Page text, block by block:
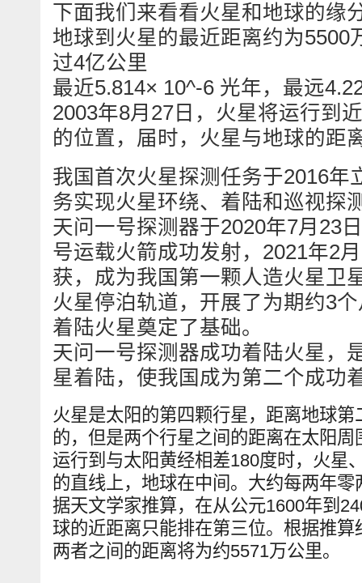
下面我们来看看火星和地球的缘
地球到火星的最近距离约为5500
过4亿公里
最近5.814× 10^-6 光年，最远
2003年8月27日，火星将运行到
的位置，届时，火星与地球的距
我国首次火星探测任务于2016年
务实现火星环绕、着陆和巡视探
天问一号探测器于2020年7月23
号运载火箭成功发射，2021年2
获，成为我国第一颗人造火星卫
火星停泊轨道，开展了为期约3
着陆火星奠定了基础。
天问一号探测器成功着陆火星，
星着陆，使我国成为第二个成功
火星是太阳的第四颗行星，距离地球
的，但是两个行星之间的距离在太阳
运行到与太阳黄经相差180度时，火星
的直线上，地球在中间。大约每两年
据天文学家推算，在从公元1600年到
球的近距离只能排在第三位。根据推
两者之间的距离将为约5571万公里。